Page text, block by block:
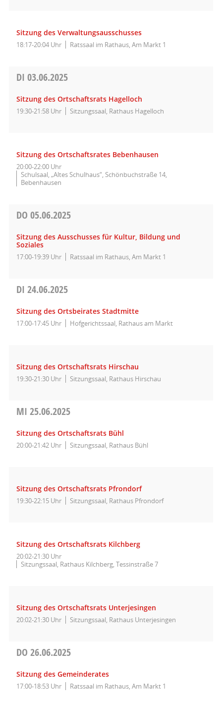
Sitzung des Verwaltungsausschusses
18:17-20:04 Uhr Ratssaal im Rathaus, Am Markt 1
DI 03.06.2025
Sitzung des Ortschaftsrats Hagelloch
19:30-21:58 Uhr Sitzungssaal, Rathaus Hagelloch
Sitzung des Ortschaftsrates Bebenhausen
20:00-22:00 Uhr
Schulsaal, „Altes Schulhaus“, Schönbuchstraße 14,
Bebenhausen
DO 05.06.2025
Sitzung des Ausschusses für Kultur, Bildung und
Soziales
17:00-19:39 Uhr Ratssaal im Rathaus, Am Markt 1
DI 24.06.2025
Sitzung des Ortsbeirates Stadtmitte
17:00-17:45 Uhr Hofgerichtssaal, Rathaus am Markt
Sitzung des Ortschaftsrats Hirschau
19:30-21:30 Uhr Sitzungssaal, Rathaus Hirschau
MI 25.06.2025
Sitzung des Ortschaftsrats Bühl
20:00-21:42 Uhr Sitzungssaal, Rathaus Bühl
Sitzung des Ortschaftsrats Pfrondorf
19:30-22:15 Uhr Sitzungssaal, Rathaus Pfrondorf
Sitzung des Ortschaftsrats Kilchberg
20:02-21:30 Uhr
Sitzungssaal, Rathaus Kilchberg, Tessinstraße 7
Sitzung des Ortschaftsrats Unterjesingen
20:02-21:30 Uhr Sitzungssaal, Rathaus Unterjesingen
DO 26.06.2025
Sitzung des Gemeinderates
17:00-18:53 Uhr Ratssaal im Rathaus, Am Markt 1